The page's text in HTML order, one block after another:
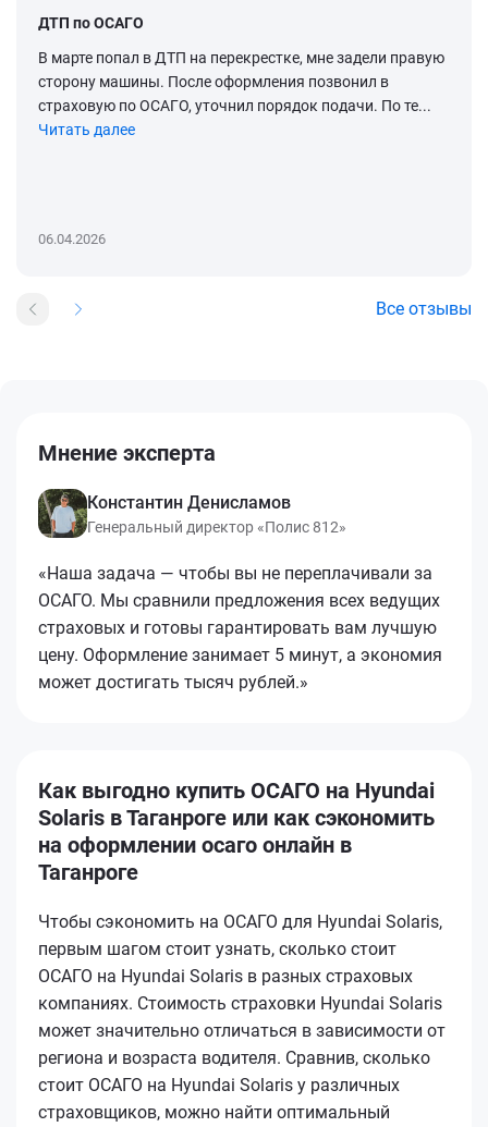
ДТП по ОСАГО
В марте попал в ДТП на перекрестке, мне задели правую
сторону машины. После оформления позвонил в
страховую по ОСАГО, уточнил порядок подачи. По те...
Читать далее
06.04.2026
Все отзывы
Мнение эксперта
Константин Денисламов
Генеральный директор «Полис 812»
«Наша задача — чтобы вы не переплачивали за
ОСАГО. Мы сравнили предложения всех ведущих
страховых и готовы гарантировать вам лучшую
цену. Оформление занимает 5 минут, а экономия
может достигать тысяч рублей.»
Как выгодно купить ОСАГО на Hyundai
Solaris в Таганроге или как сэкономить
на оформлении осаго онлайн в
Таганроге
Чтобы сэкономить на ОСАГО для Hyundai Solaris,
первым шагом стоит узнать, сколько стоит
ОСАГО на Hyundai Solaris в разных страховых
компаниях. Стоимость страховки Hyundai Solaris
может значительно отличаться в зависимости от
региона и возраста водителя. Сравнив, сколько
стоит ОСАГО на Hyundai Solaris у различных
страховщиков, можно найти оптимальный